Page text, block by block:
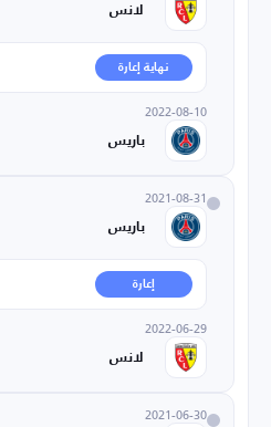
لانس
نهاية إعارة
2022-08-10
باريس
2021-08-31
باريس
إعارة
2022-06-29
لانس
2021-06-30